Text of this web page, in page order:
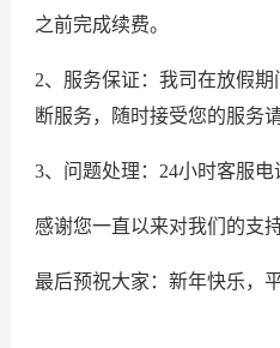
之前完成续费。
2、服务保证：我司在放假
断服务，随时接受您的服务请
3、问题处理：24小时客服电
感谢您一直以来对我们的支
最后预祝大家：新年快乐，